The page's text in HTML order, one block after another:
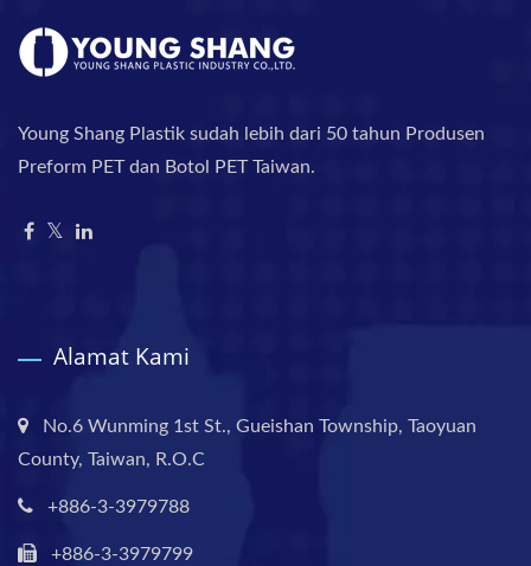
Young Shang Plastik sudah lebih dari 50 tahun Produsen
Preform PET dan Botol PET Taiwan.
Alamat Kami
No.6 Wunming 1st St., Gueishan Township, Taoyuan
County, Taiwan, R.O.C
+886-3-3979788
+886-3-3979799